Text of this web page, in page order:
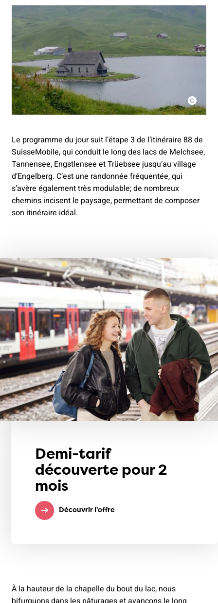
Le programme du jour suit l’étape 3 de l’itinéraire 88 de
SuisseMobile, qui conduit le long des lacs de Melchsee,
Tannensee, Engstlensee et Trüebsee jusqu’au village
d’Engelberg. C’est une randonnée fréquentée, qui
s’avère également très modulable; de nombreux
chemins incisent le paysage, permettant de composer
son itinéraire idéal.
Demi-tarif
découverte pour 2
mois
Découvrir l'offre
À la hauteur de la chapelle du bout du lac, nous